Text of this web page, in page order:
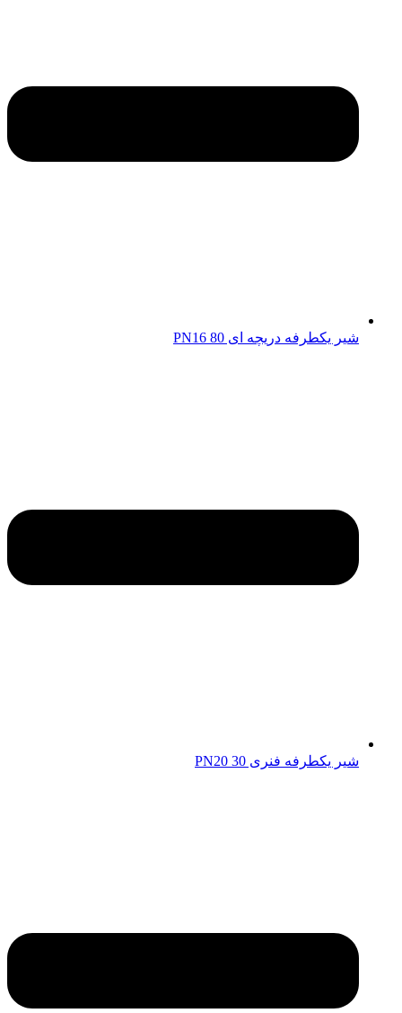
شیر یکطرفه دریچه ای 80 PN16
شیر یکطرفه فنری 30 PN20